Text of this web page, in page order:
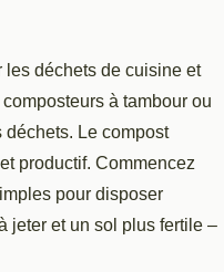
les déchets de cuisine et
à tambour ou
Le compost
productif. Commencez
pour disposer
jeter et un sol plus fertile –